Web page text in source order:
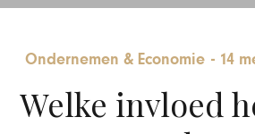
Ondernemen & Economie - 14
Welke invloed